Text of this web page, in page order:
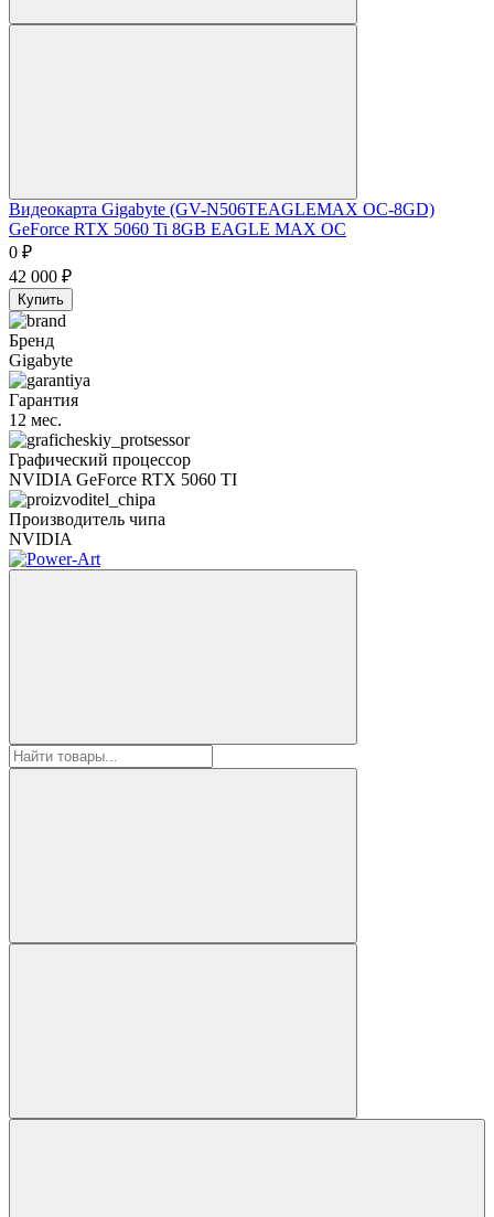
Видеокарта Gigabyte (GV-N506TEAGLEMAX OC-8GD)
GeForce RTX 5060 Ti 8GB EAGLE MAX OC
0 ₽
42 000 ₽
Купить
Бренд
Gigabyte
Гарантия
12 мес.
Графический процессор
NVIDIA GeForce RTX 5060 TI
Производитель чипа
NVIDIA